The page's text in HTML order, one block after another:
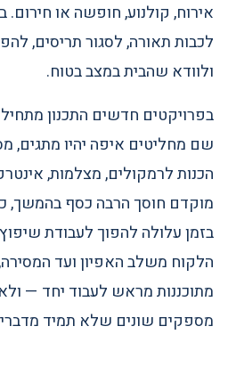
אירוח, קולנוע, חופשה או
לכבות תאורה, לסגור תריסים,
ולוודא שהבית במצב בטוח.
בפרויקטים חדשים התכנון
שם מחליטים איפה יהיו מתגים,
הכנות לרמקולים, מצלמות,
מוקדם חוסך הרבה כסף בהמשך,
הלקוח משלב האפיון ועד
מתוכננות מראש לעבוד יחד —
מספקים שונים שלא תמיד